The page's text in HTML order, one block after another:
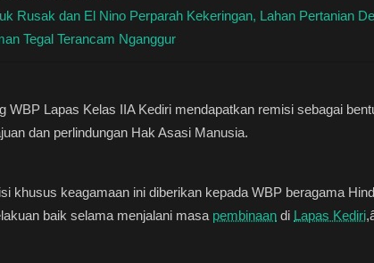
Rusak dan El Nino Perparah Kekeringan, Lahan Pertanian
Tegal Terancam Nganggur
WBP Lapas Kelas IIA Kediri mendapatkan remisi sebagai
dan perlindungan Hak Asasi Manusia.
khusus keagamaan ini diberikan kepada WBP beragama
baik selama menjalani masa pembinaan di Lapas Kediri